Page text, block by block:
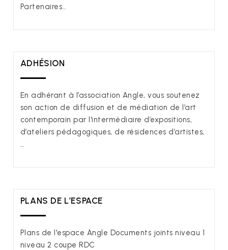
Partenaires…
ADHÉSION
En adhérant à l’association Angle, vous soutenez
son action de diffusion et de médiation de l’art
contemporain par l'intermédiaire d’expositions,
d’ateliers pédagogiques, de résidences d’artistes,
…
PLANS DE L’ESPACE
Plans de l'espace Angle Documents joints niveau 1
niveau 2 coupe RDC